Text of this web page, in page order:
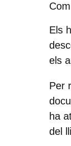
Els
els
Per
ha
del